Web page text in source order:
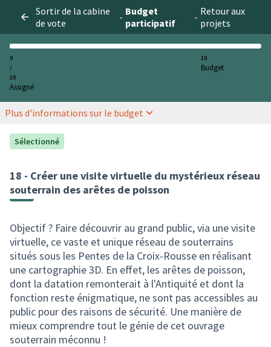
Sortir de la cabine
de vote
- Budget
participatif
- Retour aux
projets
0
/
10
Assigné
10
Budget
Plus d'informations sur le budget
Sélectionné
18 - Créer une visite virtuelle du mystérieux réseau
souterrain des arêtes de poisson
Objectif ? Faire découvrir au grand public, via une visite
virtuelle, ce vaste et unique réseau de souterrains
situés sous les Pentes de la Croix-Rousse en réalisant
une cartographie 3D. En effet, les arêtes de poisson,
dont la datation remonterait à l'Antiquité et dont la
fonction reste énigmatique, ne sont pas accessibles au
public pour des raisons de sécurité. Une manière de
mieux comprendre tout le génie de cet ouvrage
souterrain méconnu !